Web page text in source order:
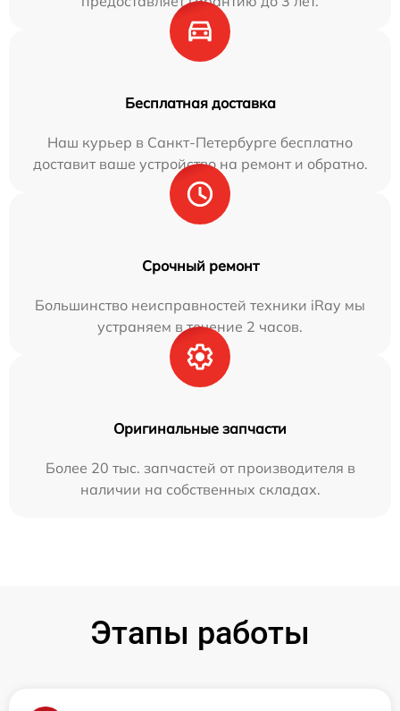
Бесплатная доставка
Наш курьер в Санкт-Петербурге бесплатно
доставит ваше устройство на ремонт и обратно.
Срочный ремонт
Большинство неисправностей техники iRay мы
устраняем в течение 2 часов.
Оригинальные запчасти
Более 20 тыс. запчастей от производителя в
наличии на собственных складах.
Этапы работы